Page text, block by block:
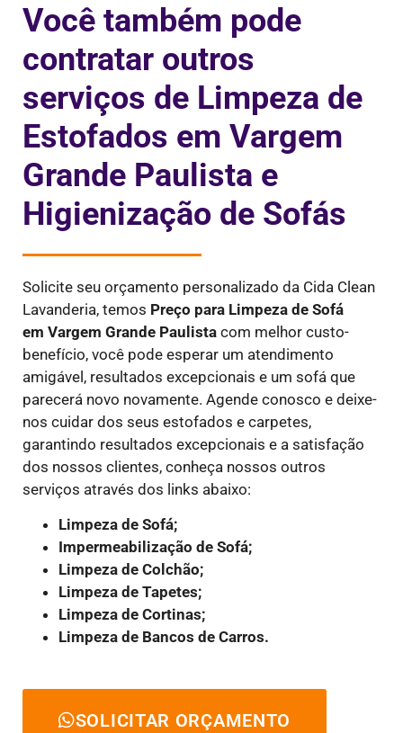
Você também pode
contratar outros
serviços de Limpeza de
Estofados em Vargem
Grande Paulista e
Higienização de Sofás
Solicite seu orçamento personalizado da Cida Clean
Lavanderia, temos Preço para Limpeza de Sofá
em Vargem Grande Paulista com melhor custo-
benefício, você pode esperar um atendimento
amigável, resultados excepcionais e um sofá que
parecerá novo novamente. Agende conosco e deixe-
nos cuidar dos seus estofados e carpetes,
garantindo resultados excepcionais e a satisfação
dos nossos clientes, conheça nossos outros
serviços através dos links abaixo:
Limpeza de Sofá;
Impermeabilização de Sofá;
Limpeza de Colchão;
Limpeza de Tapetes;
Limpeza de Cortinas;
Limpeza de Bancos de Carros.
SOLICITAR ORÇAMENTO